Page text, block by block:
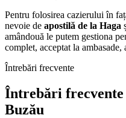
Pentru folosirea cazierului în
nevoie de apostilă de la Haga
amândouă le putem gestiona
complet, acceptat la
Întrebări frecvente
Întrebări
Buzău